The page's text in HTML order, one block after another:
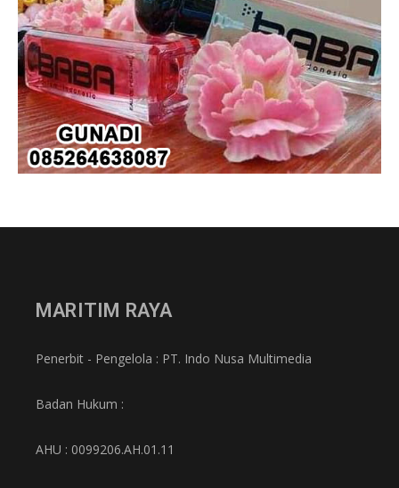
MARITIM RAYA
Penerbit - Pengelola : PT. Indo Nusa Multimedia
Badan Hukum :
AHU : 0099206.AH.01.11